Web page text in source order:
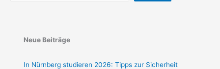
Neue Beiträge
In Nürnberg studieren 2026: Tipps zur Sicherheit